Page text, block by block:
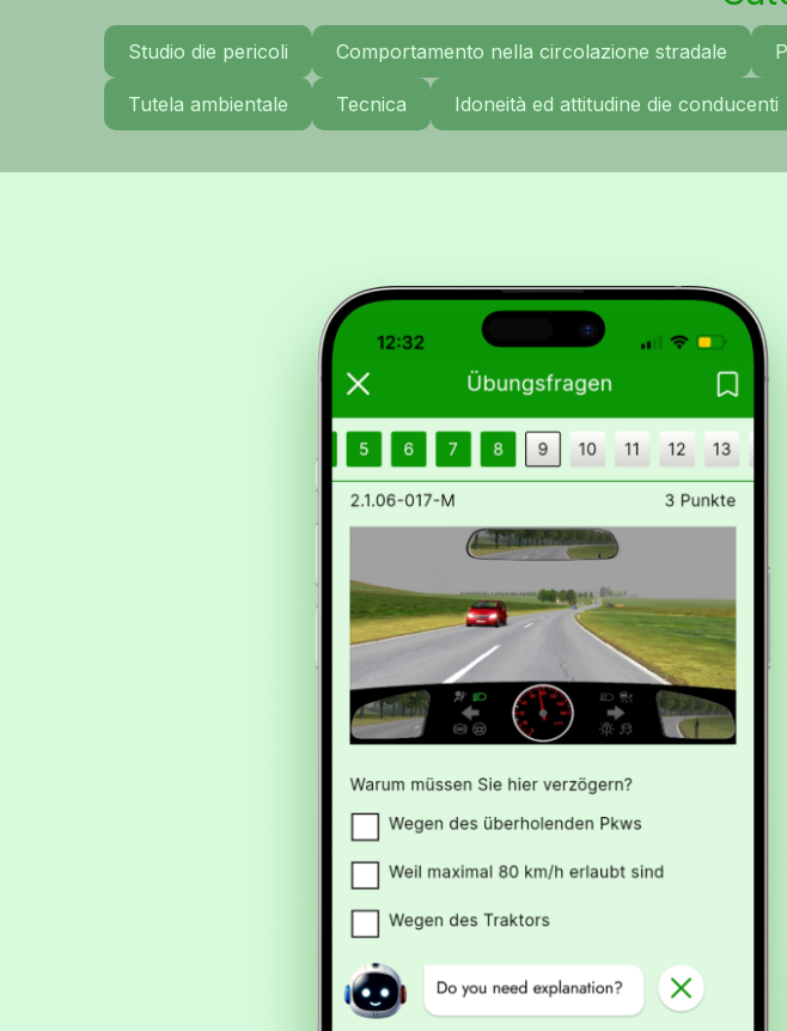
Studio die pericoli Comportamento nella circolazione stradale
Tutela ambientale Tecnica Idoneità ed attitudine die conducenti